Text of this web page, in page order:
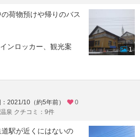
荷物預けや帰りのバス
ンロッカー、観光案
1
2021/10（約5年前）
0
泉 クチコミ：9件
駅が近くにはないの